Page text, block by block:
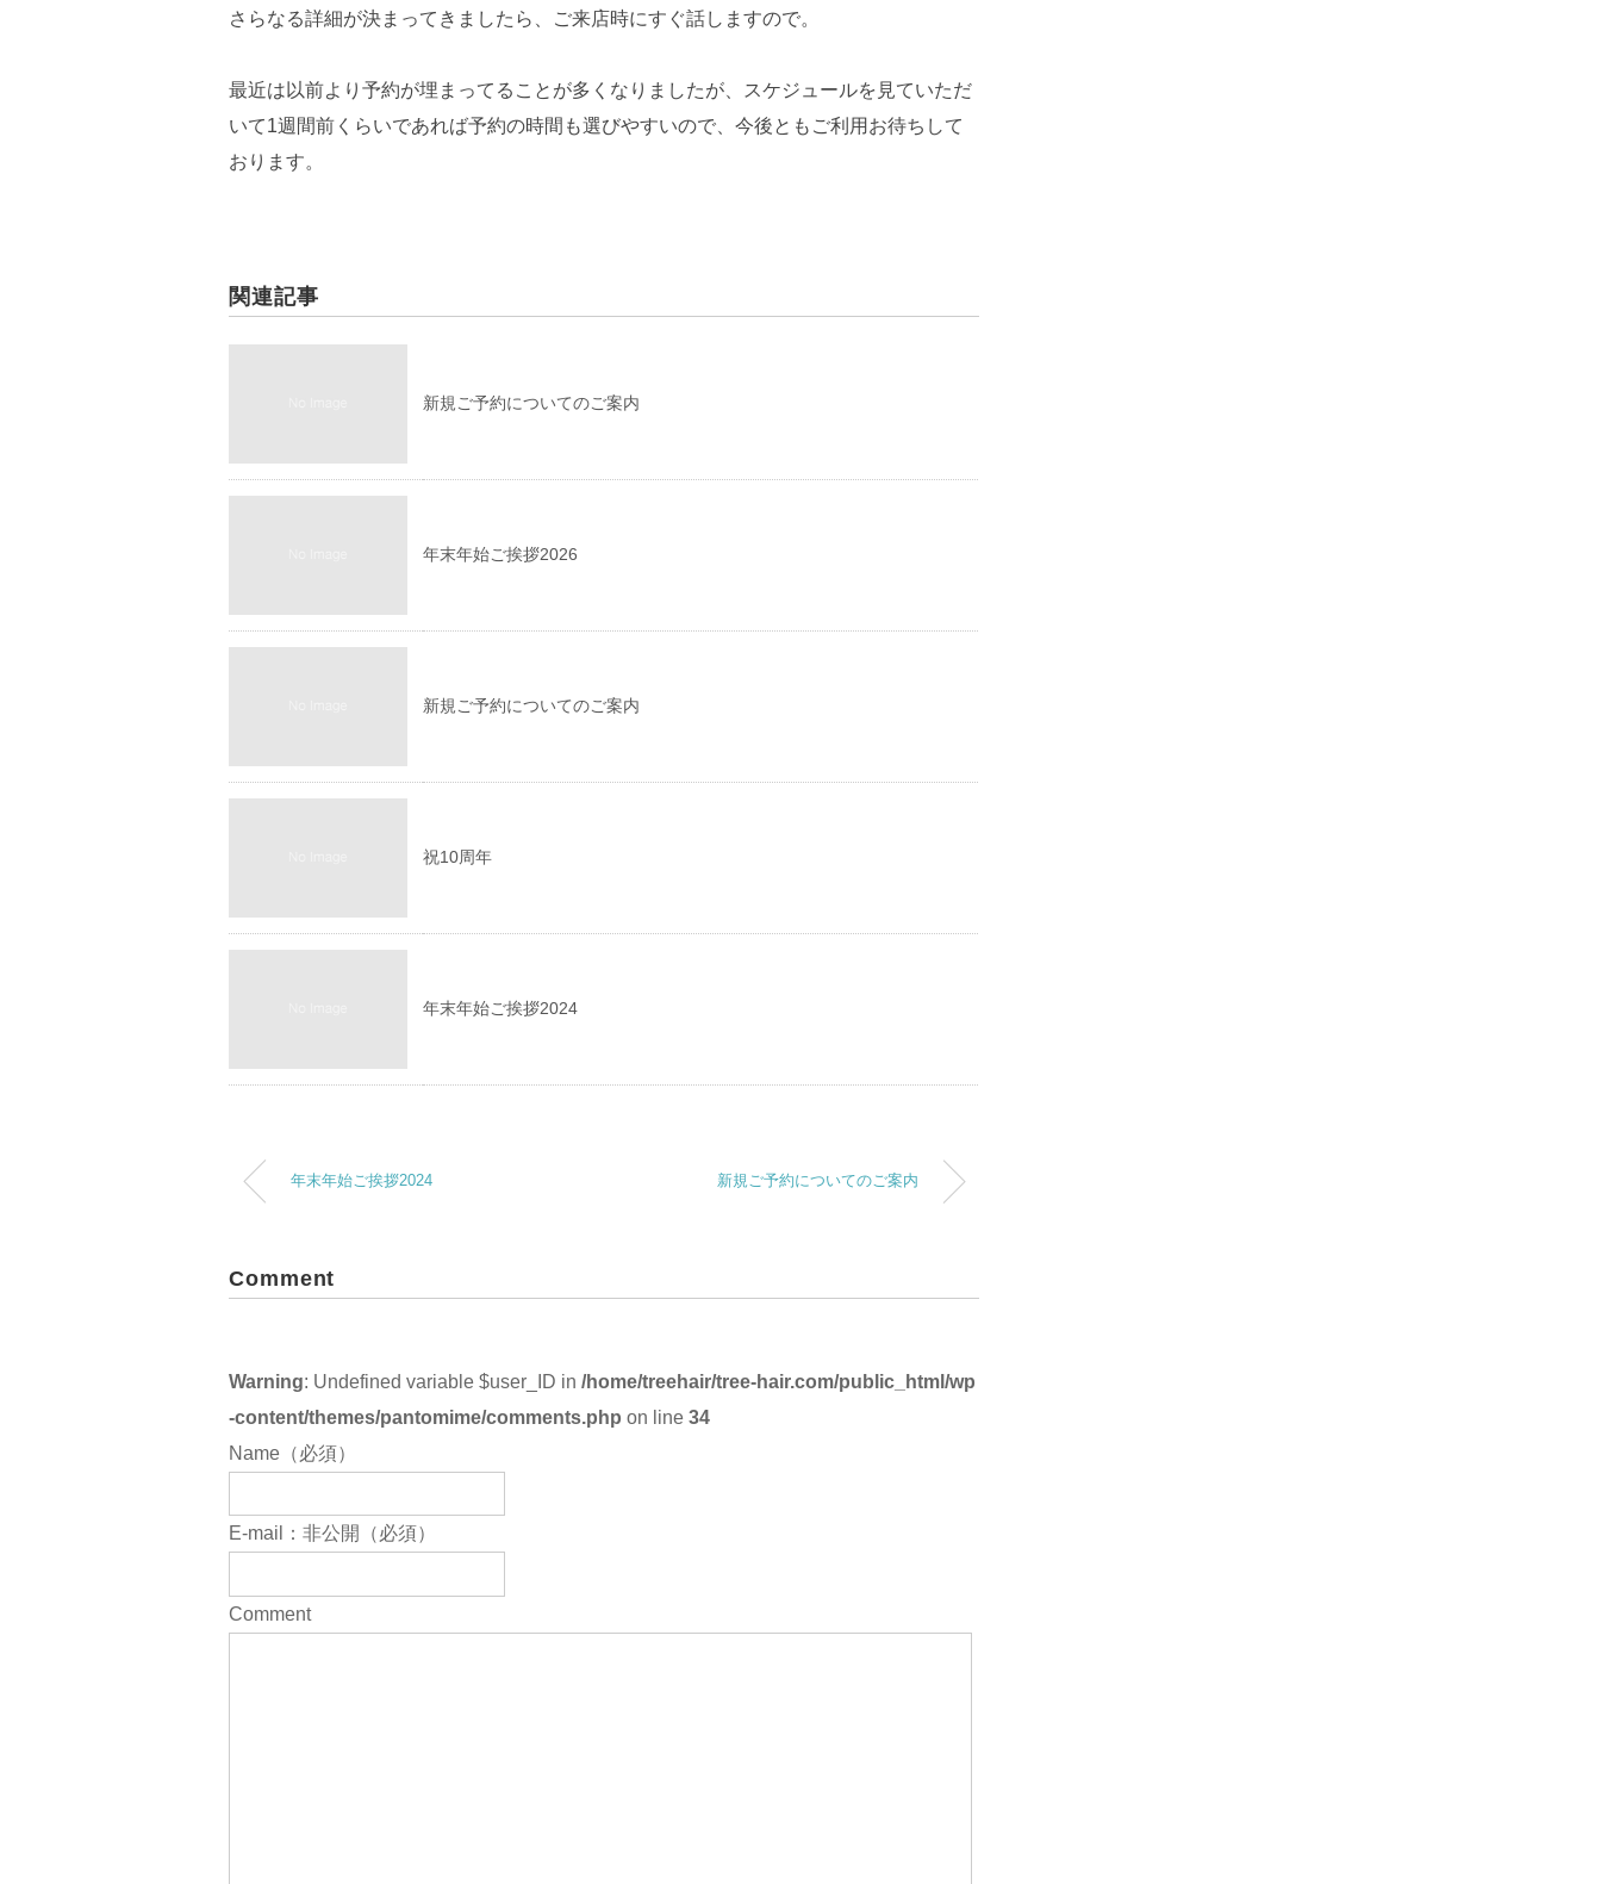
さらなる詳細が決まってきましたら、ご来店時にすぐ話しますので。
最近は以前より予約が埋まってることが多くなりましたが、スケジュールを見ていただ
いて1週間前くらいであれば予約の時間も選びやすいので、今後ともご利用お待ちして
おります。
関連記事
新規ご予約についてのご案内
年末年始ご挨拶2026
新規ご予約についてのご案内
祝10周年
年末年始ご挨拶2024
年末年始ご挨拶2024 新規ご予約についてのご案内
Comment
Warning: Undefined variable $user_ID in /home/treehair/tree-hair.com/public_html/wp
-content/themes/pantomime/comments.php on line 34
Name（必須）
E-mail：非公開（必須）
Comment